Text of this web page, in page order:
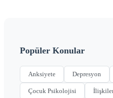
Popüler Konular
Anksiyete Depresyon
Çocuk Psikolojisi